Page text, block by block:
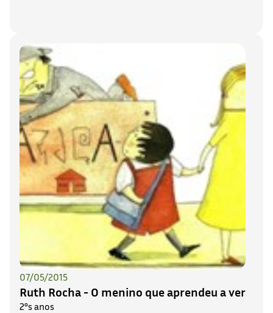
07/05/2015
Ruth Rocha - O menino que aprendeu a ver
2°s anos